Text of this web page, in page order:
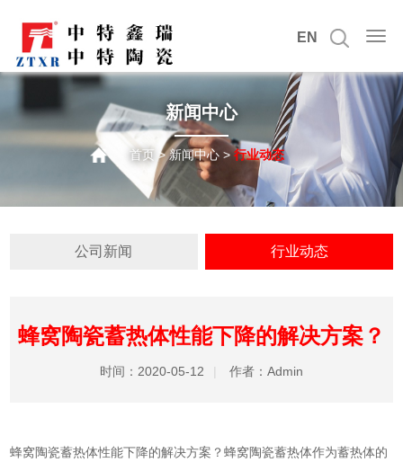
EN
新闻中心
首页 >新闻中心>行业动态
公司新闻 行业动态
蜂窝陶瓷蓄热体性能下降的解决方案？
时间： 2020-05-12 | 作者： Admin
蜂窝陶瓷蓄热体性能下降的解决方案？蜂窝陶瓷蓄热体作为蓄热体的